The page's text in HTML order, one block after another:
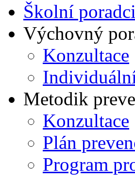
Školní poradci
Výchovný
Konzultace
Metodik
Konzultace
Plán
Program